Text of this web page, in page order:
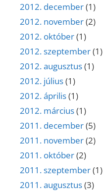
2012. december(1)
2012. november(2)
2012. október(1)
2012. szeptember(1)
2012. augusztus(1)
2012. július(1)
2012. április(1)
2012. március(1)
2011. december(5)
2011. november(2)
2011. október(2)
2011. szeptember(1)
2011. augusztus(3)